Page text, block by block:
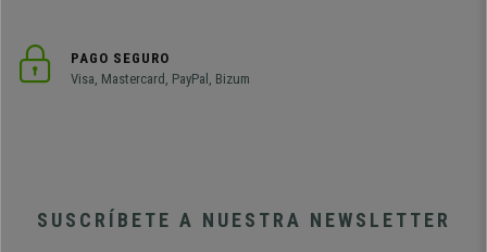
PAGO SEGURO
Visa, Mastercard, PayPal, Bizum
SUSCRÍBETE A NUESTRA NEWSLETTER